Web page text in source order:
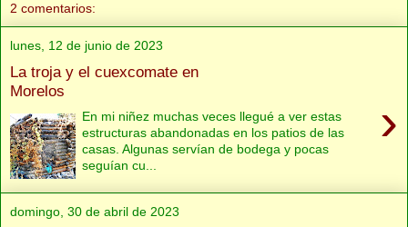
2 comentarios:
lunes, 12 de junio de 2023
La troja y el cuexcomate en
Morelos
›
En mi niñez muchas veces llegué a ver estas
estructuras abandonadas en los patios de las
casas. Algunas servían de bodega y pocas
seguían cu...
domingo, 30 de abril de 2023